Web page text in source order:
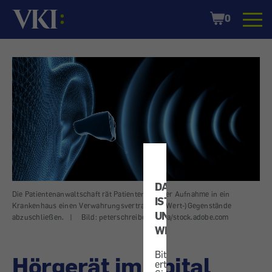
DATENSCHUTZ
IST
UNS
WICHTIG!
Bitte
erteilen
Startseite
Shopping
Cart
0
Die Patientenanwaltschaft rät Patienten, bei der Aufnahme in ein
Krankenhaus einen Verwahrungsvertrag für (Wert-)Gegenstände
abzuschließen.
| Bild: peterschreiber.media/stock.adobe.com
Hörgerät im Spital